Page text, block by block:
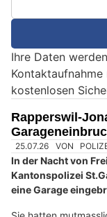
e
i
n
e
n
s
c
h
?
Ihre Daten
kostenlosen
Rapperswil-